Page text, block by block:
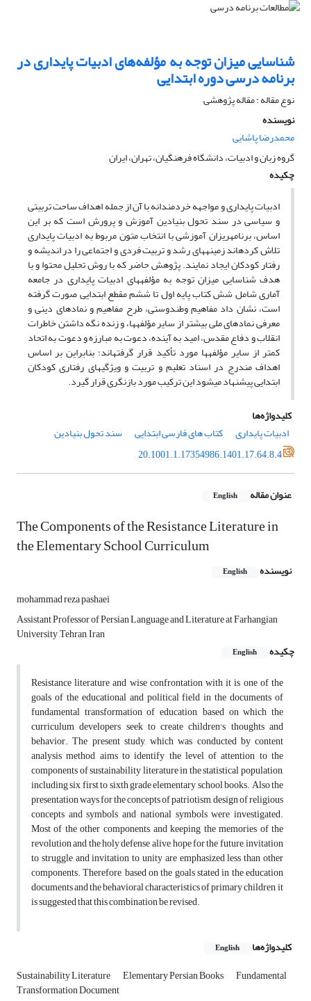
شناسایی میزان توجه به مؤلفه‌های ادبیات پایداری در
برنامه درسی دوره ابتدایی
نوع مقاله : مقاله پژوهشی
نویسنده
محمدرضا پاشایی
گروه زبان و ادبیات، دانشگاه فرهنگیان، تهران، ایران
چکیده
ادبیات پایداری و مواجهه خردمندانه با آن از جمله اهداف ساحت تربیتی
و سیاسی در سند تحول بنیادین آموزش و پرورش است که بر این
اساس، برنامه­ریزان آموزشی با انتخاب متون مربوط به ادبیات پایداری
تلاش کرده­اند زمینه­های رشد و تربیت فردی و اجتماعی را در اندیشه و
رفتار کودکان ایجاد نمایند. پژوهش حاضر که با روش تحلیل محتوا و با
هدف شناسایی میزان توجه به مؤلفه­های ادبیات پایداری در جامعه
آماری شامل شش کتاب پایه اول تا ششم مقطع ابتدایی صورت گرفته
است، نشان داد مفاهیم وطن­دوستی، طرح مفاهیم و نمادهای دینی و
معرفی نمادهای ملی بیشتر از سایر مؤلفه­ها، و زنده نگه داشتن خاطرات
انقلاب و دفاع مقدس، امید به آینده، دعوت به مبارزه و دعوت به اتحاد
کمتر از سایر مؤلفه­ها مورد تأکید قرار گرفته­اند؛ بنابراین بر اساس
اهداف مندرج در اسناد تعلیم و تربیت و ویژگی­های رفتاری کودکان
ابتدایی پیشنهاد می­شود این ترکیب مورد بازنگری قرار گیرد.
کلیدواژه‌ها
ادبیات پایداری
کتاب های فارسی ابتدایی
سند تحول بنیادین
20.1001.1.17354986.1401.17.64.8.4
عنوان مقاله English
The Components of the Resistance Literature in
the Elementary School Curriculum
نویسنده English
mohammad reza pashaei
Assistant Professor of Persian Language and Literature at Farhangian
University ,Tehran, Iran
چکیده
English
Resistance literature and wise confrontation with it is one of the
goals of the educational and political field in the documents of
fundamental transformation of education, based on which the
curriculum developers seek to create children's thoughts and
behavior. The present study, which was conducted by content
analysis method aims to identify the level of attention to the
components of sustainability literature in the statistical population,
including six first to sixth grade elementary school books. Also the
presentation ways for the concepts of patriotism, design of religious
concepts and symbols and national symbols were investigated.
Most of the other components, and keeping the memories of the
revolution and the holy defense alive, hope for the future, invitation
to struggle and invitation to unity are emphasized less than other
components. Therefore, based on the goals stated in the education
documents and the behavioral characteristics of primary children, it
is suggested that this combination be revised.
کلیدواژه‌ها English
Sustainability Literature Elementary Persian Books Fundamental
Transformation Document